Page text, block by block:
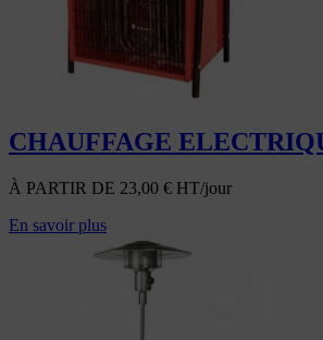
CHAUFFAGE
À PARTIR DE 23,00 € HT/jour
En savoir plus